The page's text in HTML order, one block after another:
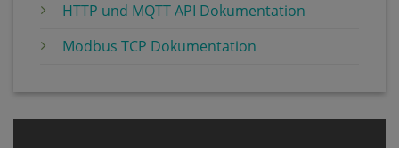
HTTP und MQTT API Dokumentation
Modbus TCP Dokumentation